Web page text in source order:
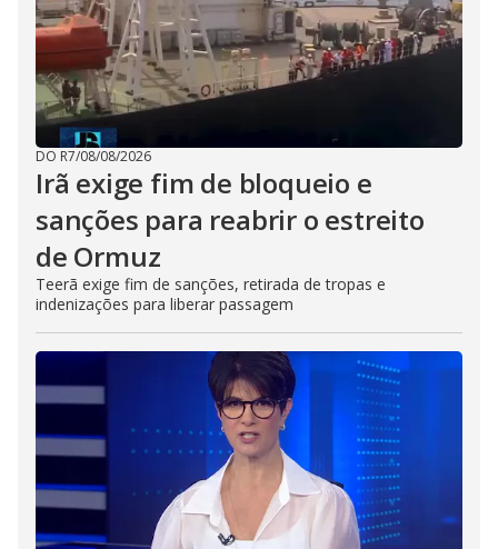
DO R7/08/08/2026
Irã exige fim de bloqueio e
sanções para reabrir o estreito
de Ormuz
Teerã exige fim de sanções, retirada de tropas e
indenizações para liberar passagem